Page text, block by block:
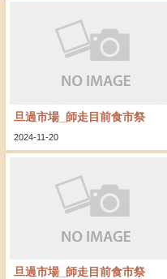
旦過市場_師走目前食市祭
2024-11-20
旦過市場_師走目前食市祭